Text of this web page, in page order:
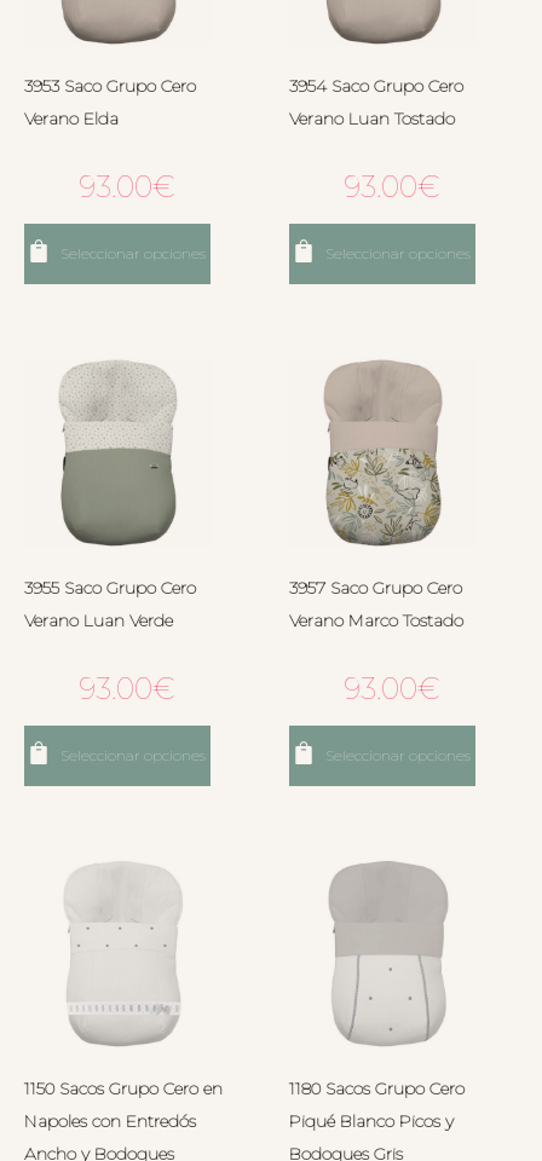
3953 Saco Grupo Cero
Verano Elda
93.00€
Seleccionar opciones
3954 Saco Grupo Cero
Verano Luan Tostado
93.00€
Seleccionar opciones
3955 Saco Grupo Cero
Verano Luan Verde
93.00€
Seleccionar opciones
3957 Saco Grupo Cero
Verano Marco Tostado
93.00€
Seleccionar opciones
1150 Sacos Grupo Cero en
Napoles con Entredós
Ancho y Bodoques
1180 Sacos Grupo Cero
Piqué Blanco Picos y
Bodoques Gris